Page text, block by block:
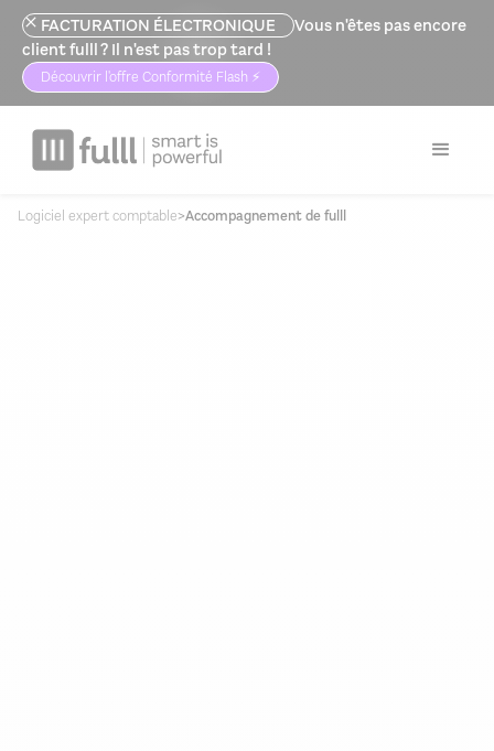
FACTURATION ÉLECTRONIQUE
Vous n'êtes pas encore
client fulll ? Il n'est pas trop tard !
Découvrir l'offre Conformité Flash ⚡️
Logiciel expert comptable>Accompagnement de fulll